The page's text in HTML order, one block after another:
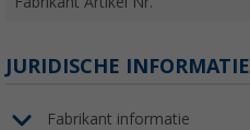
JURIDISCHE INFORMATIE
Fabrikant informatie